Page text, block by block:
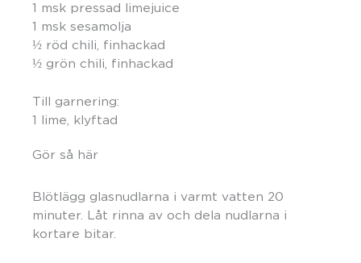
1 msk pressad limejuice
1 msk sesamolja
½ röd chili, finhackad
½ grön chili, finhackad
Till garnering:
1 lime, klyftad
Gör så här
Blötlägg glasnudlarna i varmt vatten 20
minuter. Låt rinna av och dela nudlarna i
kortare bitar.